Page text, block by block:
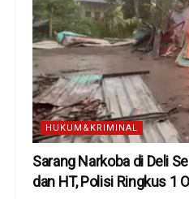
HUKUM&KRIMINAL
Sarang Narkoba di Deli
dan HT, Polisi Ringkus 1